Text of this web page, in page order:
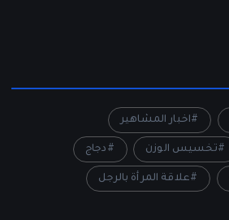
اخبار المشاهير
تخسيس الوزن دجاج
علاقة المرأة بالرجل